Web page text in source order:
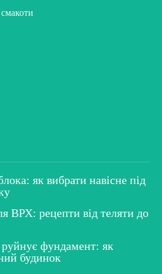
як вибрати навісне під
ВРХ: рецепти від теляти до
фундамент: як
будинок